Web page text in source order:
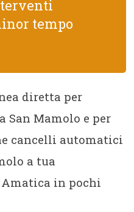
tempo
diretta per
San Mamolo e per
cancelli automatici
a tua
in pochi